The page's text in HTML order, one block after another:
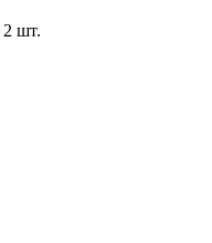
2 шт.